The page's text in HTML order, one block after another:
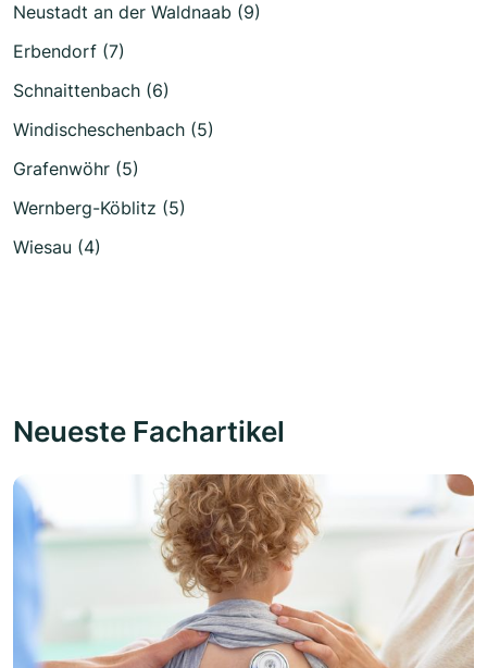
Neustadt an der Waldnaab (9)
Erbendorf (7)
Schnaittenbach (6)
Windischeschenbach (5)
Grafenwöhr (5)
Wernberg-Köblitz (5)
Wiesau (4)
Neueste Fachartikel